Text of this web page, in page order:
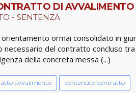
DI
- SENTENZA
orientamento ormai consolidato in
del contratto concluso
della concreta messa (...)
avvalimento contenuto contratto